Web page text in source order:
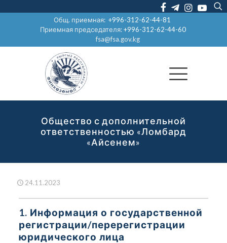
Общ. приемная:+996-312-62-44-81
Приемная председателя:+996-312-62-44-60
fsa@fsa.gov.kg
Общество с дополнительной
ответственностью «Ломбард
«Айсенем»
24.11.2023
1. Информация о государственной
регистрации/перерегистрации
юридического лица